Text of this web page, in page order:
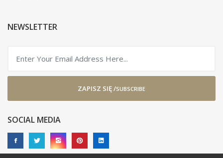
NEWSLETTER
ZAPISZ SIĘ /SUBSCRIBE
SOCIAL MEDIA